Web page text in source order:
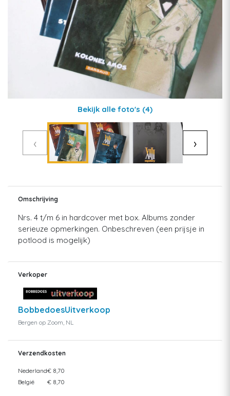
Bekijk alle foto's (4)
‹ ›
Omschrijving
Nrs. 4 t/m 6 in hardcover met box. Albums zonder
serieuze opmerkingen. Onbeschreven (een prijsje in
potlood is mogelijk)
Verkoper
BobbedoesUitverkoop
Bergen op Zoom, NL
Verzendkosten
Nederland€ 8,70
België
€ 8,70